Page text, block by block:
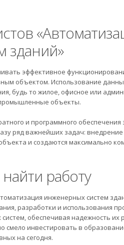
зданий»
эффективное
объектом. Использование
будь то жилое, офисное или
объекты.
и программного обеспечения
ряд важнейших задач:
и создаются максимально
работу
инженерных систем
разработки и использования
обеспечивая надежность их
смело инвестировать в
на сегодня.